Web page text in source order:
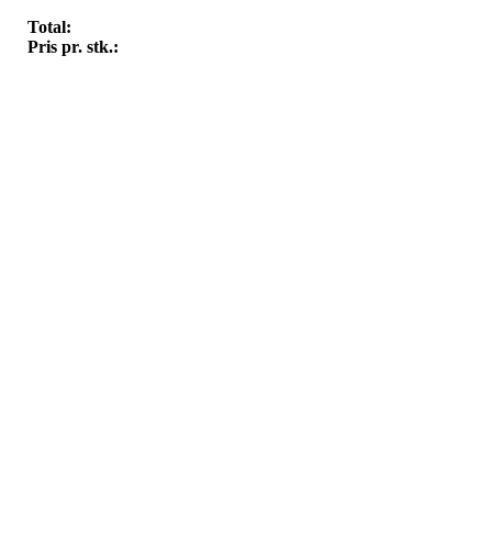
Total:
Pris pr. stk.: